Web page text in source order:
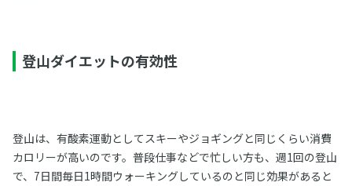
登山ダイエットの有効性
登山は、有酸素運動としてスキーやジョギングと同じくらい消費
カロリーが高いのです。普段仕事などで忙しい方も、週1回の登山
で、7日間毎日1時間ウォーキングしているのと同じ効果があると